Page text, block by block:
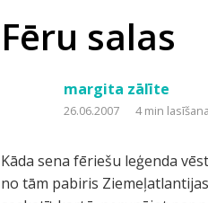
Fēru salas
margita zālīte
26.06.2007 4 min
Kāda sena fēriešu leģenda
no tām pabiris